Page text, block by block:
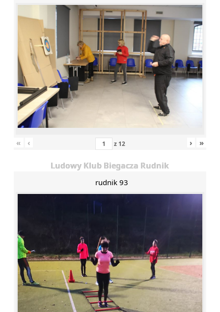
« ‹ z 12 › »
Ludowy Klub Biegacza Rudnik
rudnik 93